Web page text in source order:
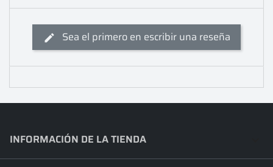
Sea el primero en escribir una reseña
INFORMACIÓN DE LA TIENDA